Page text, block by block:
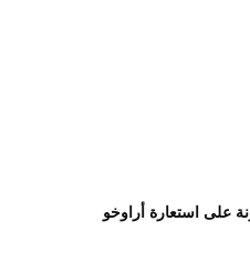
على استعارة أراوخو